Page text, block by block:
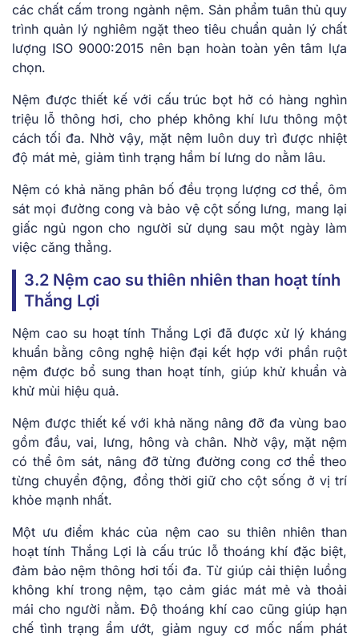
các chất cấm trong ngành nệm. Sản phẩm tuân thủ quy
trình quản lý nghiêm ngặt theo tiêu chuẩn quản lý chất
lượng ISO 9000:2015 nên bạn hoàn toàn yên tâm lựa
chọn.
Nệm được thiết kế với cấu trúc bọt hở có hàng nghìn
triệu lỗ thông hơi, cho phép không khí lưu thông một
cách tối đa. Nhờ vậy, mặt nệm luôn duy trì được nhiệt
độ mát mẻ, giảm tình trạng hầm bí lưng do nằm lâu.
Nệm có khả năng phân bố đều trọng lượng cơ thể, ôm
sát mọi đường cong và bảo vệ cột sống lưng, mang lại
giấc ngủ ngon cho người sử dụng sau một ngày làm
việc căng thẳng.
3.2 Nệm cao su thiên nhiên than hoạt tính
Thắng Lợi
Nệm cao su hoạt tính Thắng Lợi đã được xử lý kháng
khuẩn bằng công nghệ hiện đại kết hợp với phần ruột
nệm được bổ sung than hoạt tính, giúp khử khuẩn và
khử mùi hiệu quả.
Nệm được thiết kế với khả năng nâng đỡ đa vùng bao
gồm đầu, vai, lưng, hông và chân. Nhờ vậy, mặt nệm
có thể ôm sát, nâng đỡ từng đường cong cơ thể theo
từng chuyển động, đồng thời giữ cho cột sống ở vị trí
khỏe mạnh nhất.
Một ưu điểm khác của nệm cao su thiên nhiên than
hoạt tính Thắng Lợi là cấu trúc lỗ thoáng khí đặc biệt,
đảm bảo nệm thông hơi tối đa. Từ giúp cải thiện luồng
không khí trong nệm, tạo cảm giác mát mẻ và thoải
mái cho người nằm. Độ thoáng khí cao cũng giúp hạn
chế tình trạng ẩm ướt, giảm nguy cơ mốc nấm phát